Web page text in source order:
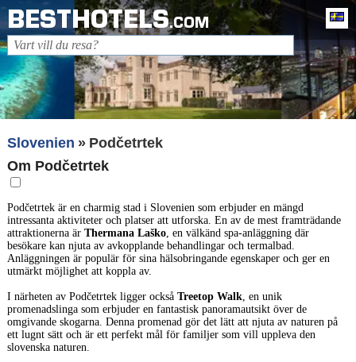
BESTHOTELS.COM
Slovenien
Podčetrtek
Om Podčetrtek
Podčetrtek är en charmig stad i Slovenien som erbjuder en mängd
intressanta aktiviteter och platser att utforska. En av de mest framträdande
attraktionerna är Thermana Laško, en välkänd spa-anläggning där
besökare kan njuta av avkopplande behandlingar och termalbad.
Anläggningen är populär för sina hälsobringande egenskaper och ger en
utmärkt möjlighet att koppla av.
I närheten av Podčetrtek ligger också Treetop Walk, en unik
promenadslinga som erbjuder en fantastisk panoramautsikt över de
omgivande skogarna. Denna promenad gör det lätt att njuta av naturen på
ett lugnt sätt och är ett perfekt mål för familjer som vill uppleva den
slovenska naturen.